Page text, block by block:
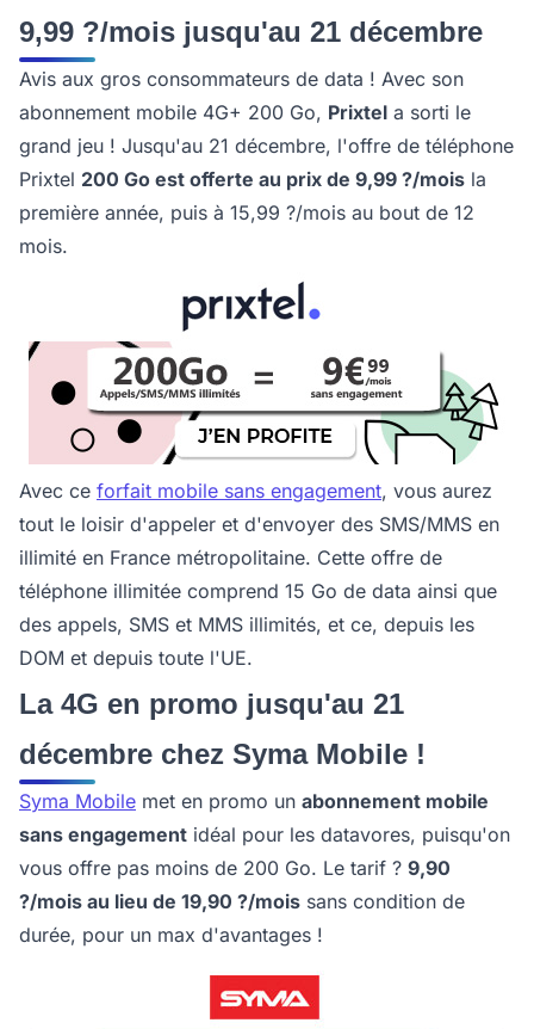
9,99 ?/mois jusqu'au 21 décembre
Avis aux gros consommateurs de data ! Avec son
abonnement mobile 4G+ 200 Go, Prixtel a sorti le
grand jeu ! Jusqu'au 21 décembre, l'offre de téléphone
Prixtel 200 Go est offerte au prix de 9,99 ?/mois la
première année, puis à 15,99 ?/mois au bout de 12
mois.
Avec ce forfait mobile sans engagement, vous aurez
tout le loisir d'appeler et d'envoyer des SMS/MMS en
illimité en France métropolitaine. Cette offre de
téléphone illimitée comprend 15 Go de data ainsi que
des appels, SMS et MMS illimités, et ce, depuis les
DOM et depuis toute l'UE.
La 4G en promo jusqu'au 21
décembre chez Syma Mobile !
Syma Mobile met en promo un abonnement mobile
sans engagement idéal pour les datavores, puisqu'on
vous offre pas moins de 200 Go. Le tarif ? 9,90
?/mois au lieu de 19,90 ?/mois sans condition de
durée, pour un max d'avantages !